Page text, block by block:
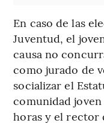
En caso de las
Juventud, el
causa no
como jurado de
socializar el
comunidad
horas y el rector